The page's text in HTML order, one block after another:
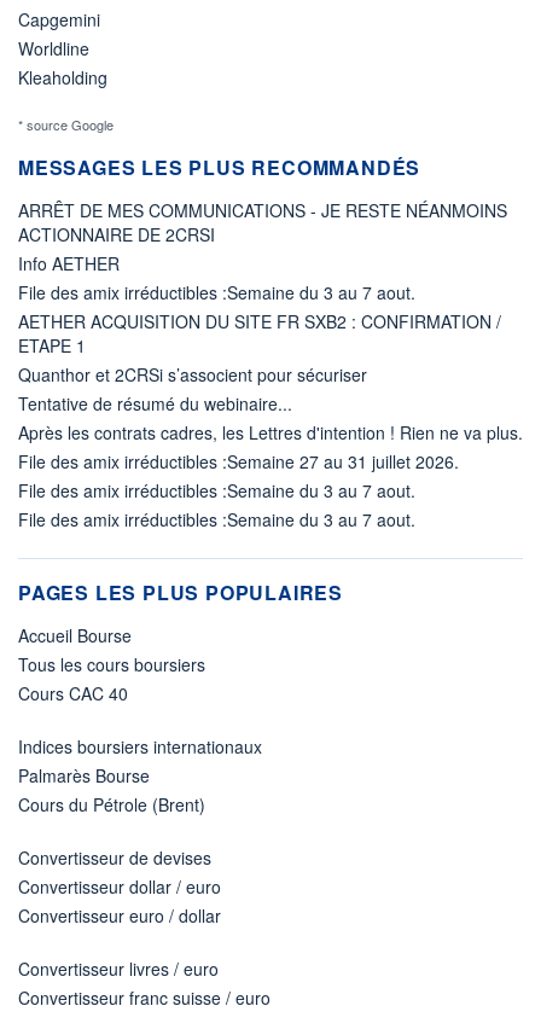
Capgemini
Worldline
Kleaholding
* source Google
MESSAGES LES PLUS RECOMMANDÉS
ARRÊT DE MES COMMUNICATIONS - JE RESTE NÉANMOINS
ACTIONNAIRE DE 2CRSI
Info AETHER
File des amix irréductibles :Semaine du 3 au 7 aout.
AETHER ACQUISITION DU SITE FR SXB2 : CONFIRMATION /
ETAPE 1
Quanthor et 2CRSi s’associent pour sécuriser
Tentative de résumé du webinaire...
Après les contrats cadres, les Lettres d'intention ! Rien ne va plus.
File des amix irréductibles :Semaine 27 au 31 juillet 2026.
File des amix irréductibles :Semaine du 3 au 7 aout.
File des amix irréductibles :Semaine du 3 au 7 aout.
PAGES LES PLUS POPULAIRES
Accueil Bourse
Tous les cours boursiers
Cours CAC 40
Indices boursiers internationaux
Palmarès Bourse
Cours du Pétrole (Brent)
Convertisseur de devises
Convertisseur dollar / euro
Convertisseur euro / dollar
Convertisseur livres / euro
Convertisseur franc suisse / euro